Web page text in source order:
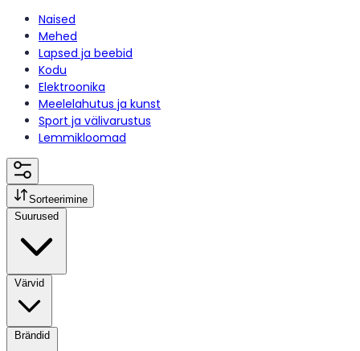
Naised
Mehed
Lapsed ja beebid
Kodu
Elektroonika
Meelelahutus ja kunst
Sport ja välivarustus
Lemmikloomad
Sorteerimine
Suurused
Värvid
Brändid